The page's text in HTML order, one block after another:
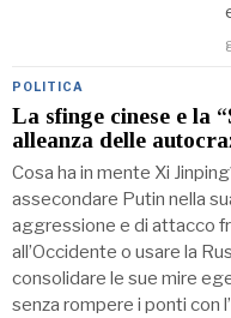
POLITICA
La sfinge cinese e la
alleanza delle
Cosa ha in mente Xi
assecondare Putin nella
aggressione e di attacco
all’Occidente o usare la
consolidare le sue mire
senza rompere i ponti con